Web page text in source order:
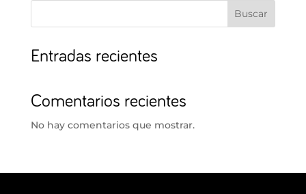
Buscar
Entradas recientes
Comentarios recientes
No hay comentarios que mostrar.